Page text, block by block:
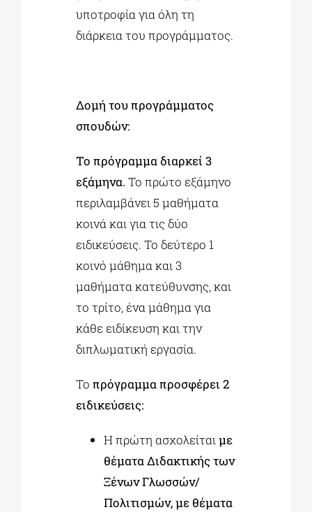
υποτροφία για όλη τη
διάρκεια του προγράμματος.
Δομή του προγράμματος
σπουδών:
Το πρόγραμμα διαρκεί 3
εξάμηνα.Το πρώτο εξάμηνο
περιλαμβάνει 5 μαθήματα
κοινά και για τις δύο
ειδικεύσεις. Το δεύτερο 1
κοινό μάθημα και 3
μαθήματα κατεύθυνσης, και
το τρίτο, ένα μάθημα για
κάθε ειδίκευση και την
διπλωματική εργασία.
Το πρόγραμμα προσφέρει 2
ειδικεύσεις:
Η πρώτη ασχολείταιμε
θέματα Διδακτικής των
Ξένων Γλωσσών/
Πολιτισμών, με θέματα